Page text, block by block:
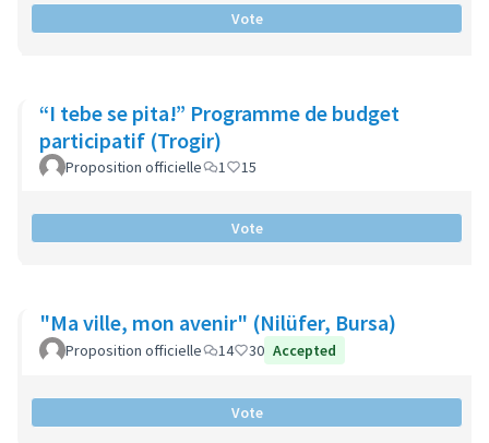
Vote
“I tebe se pita!” Programme de budget
participatif (Trogir)
Proposition officielle 1 15
Vote
"Ma ville, mon avenir" (Nilüfer, Bursa)
Proposition officielle 14 30 Accepted
Vote